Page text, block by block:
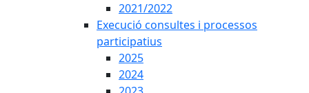
2021/2022
Execució consultes i processos
participatius
2025
2024